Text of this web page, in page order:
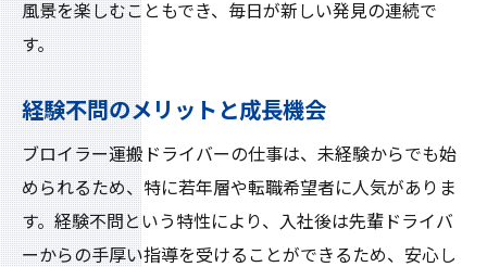
スキルアップに繋がる職場環境
自己成長を実感できる日々の業務
ブロイラー運搬がもたらす新たな視点
将来の展望とキャリアの広がり
ブロイラー運搬の重要性鹿屋市でドライバーと
して働く魅力
地域の食料供給を支える重要な役割
風景を楽しむこともでき、毎日が新しい発見の連続で
す。
経験不問のメリットと成長機会
ブロイラー運搬ドライバーの仕事は、未経験からでも始
められるため、特に若年層や転職希望者に人気がありま
す。経験不問という特性により、入社後は先輩ドライバ
ーからの手厚い指導を受けることができるため、安心し